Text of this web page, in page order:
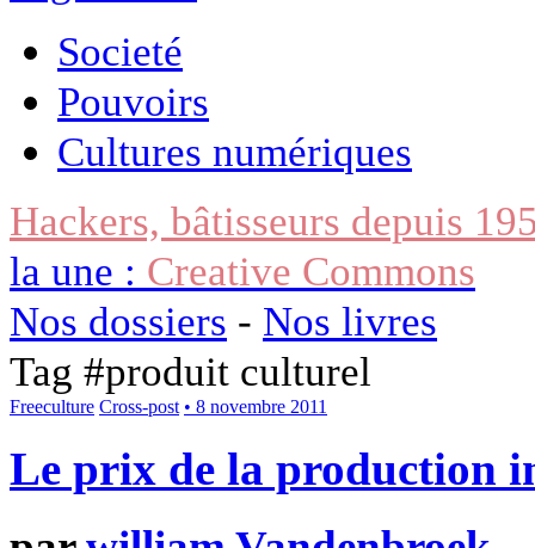
Societé
Pouvoirs
Cultures numériques
Hackers, bâtisseurs depuis
la une : Creative Commons
Nos dossiers - Nos livres
Tag #produit culturel
Freeculture Cross-post • 8 novembre 2011
Le prix de la production